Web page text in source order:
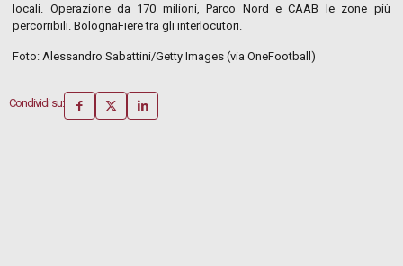
locali. Operazione da 170 milioni, Parco Nord e CAAB le zone più
percorribili. BolognaFiere tra gli interlocutori.
Foto: Alessandro Sabattini/Getty Images (via OneFootball)
Condividi su: